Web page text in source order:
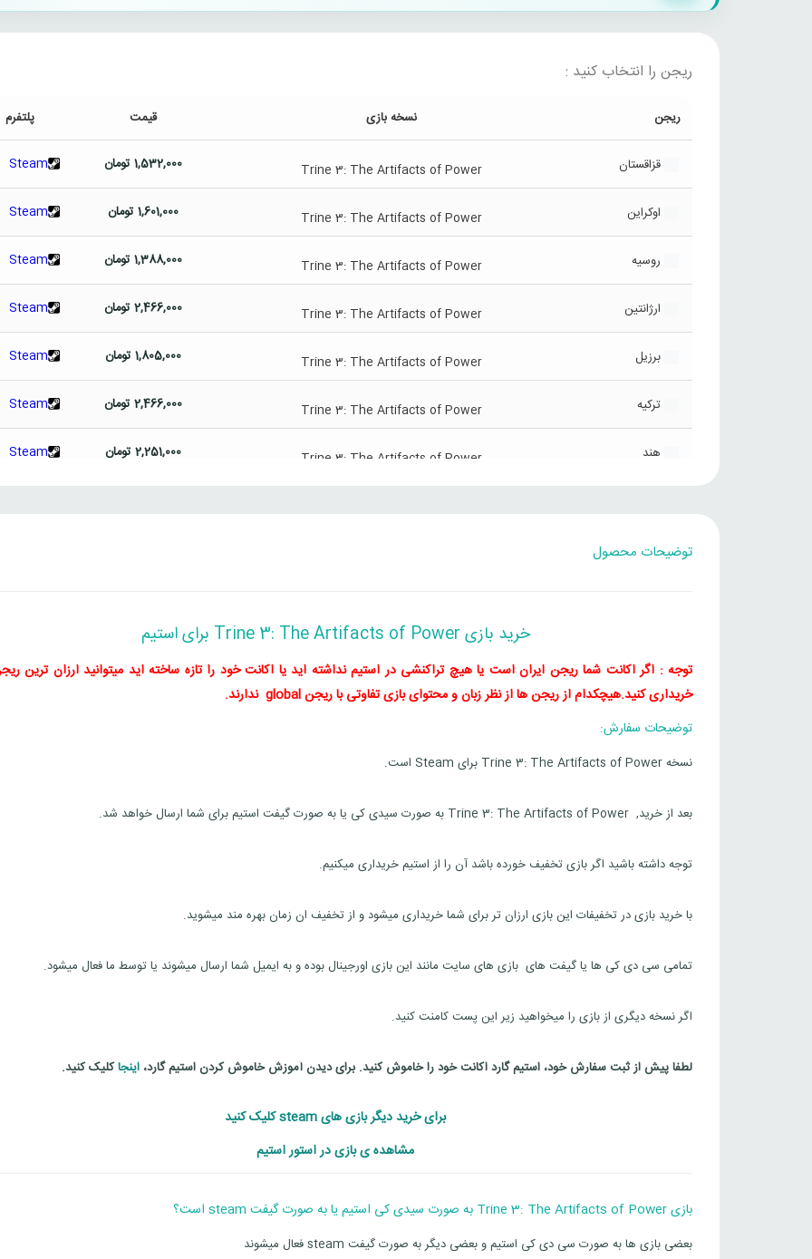
ریجن را انتخاب کنید :
ریجن نسخه بازی قیمت پلتفرم
قزاقستان Trine 3: The Artifacts of Power
1,532,000تومان Steam
اوکراین Trine 3: The Artifacts of Power
1,601,000تومان Steam
روسیه Trine 3: The Artifacts of Power
1,388,000تومان Steam
ارژانتین Trine 3: The Artifacts of Power
2,466,000تومان Steam
برزیل Trine 3: The Artifacts of Power
1,805,000تومان Steam
ترکیه Trine 3: The Artifacts of Power
2,466,000تومان Steam
هند Trine 3: The Artifacts of Power
2,251,000تومان Steam
توضیحات محصول
خرید بازی Trine 3: The Artifacts of Power برای استیم
توجه : اگر اکانت شما ریجن ایران است یا هیچ تراکنشی در استیم نداشته اید یا اکانت خود را تازه ساخته اید میتوانید ارزان ترین
خریداری کنید.هیچکدام از ریجن ها از نظر زبان و محتوای بازی تفاوتی با ریجن global ندارند.
توضیحات سفارش:
نسخه Trine 3: The Artifacts of Power برای Steam است.
بعد از خرید, Trine 3: The Artifacts of Power به صورت سیدی کی یا به صورت گیفت استیم برای شما ارسال خواهد شد.
توجه داشته باشید اگر بازی تخفیف خورده باشد آن را از استیم خریداری میکنیم.
با خرید بازی در تخفیفات این بازی ارزان تر برای شما خریداری میشود و از تخفیف ان زمان بهره مند میشوید.
تمامی سی دی کی ها یا گیفت های بازی های سایت مانند این بازی اورجینال بوده و به ایمیل شما ارسال میشوند یا توسط ما فعال میشود.
اگر نسخه دیگری از بازی را میخواهید زیر این پست کامنت کنید.
لطفا پیش از ثبت سفارش خود، استیم گارد اکانت خود را خاموش کنید. برای دیدن آموزش خاموش کردن استیم گارد، اینجاکلیک کنید.
برای خرید دیگر بازی های steam کلیک کنید
مشاهده ی بازی در استور استیم
بازی Trine 3: The Artifacts of Power به صورت سیدی کی استیم یا به صورت گیفت steam است؟
بعضی بازی ها به صورت سی دی کی استیم و بعضی دیگر به صورت گیفت steam فعال میشوند